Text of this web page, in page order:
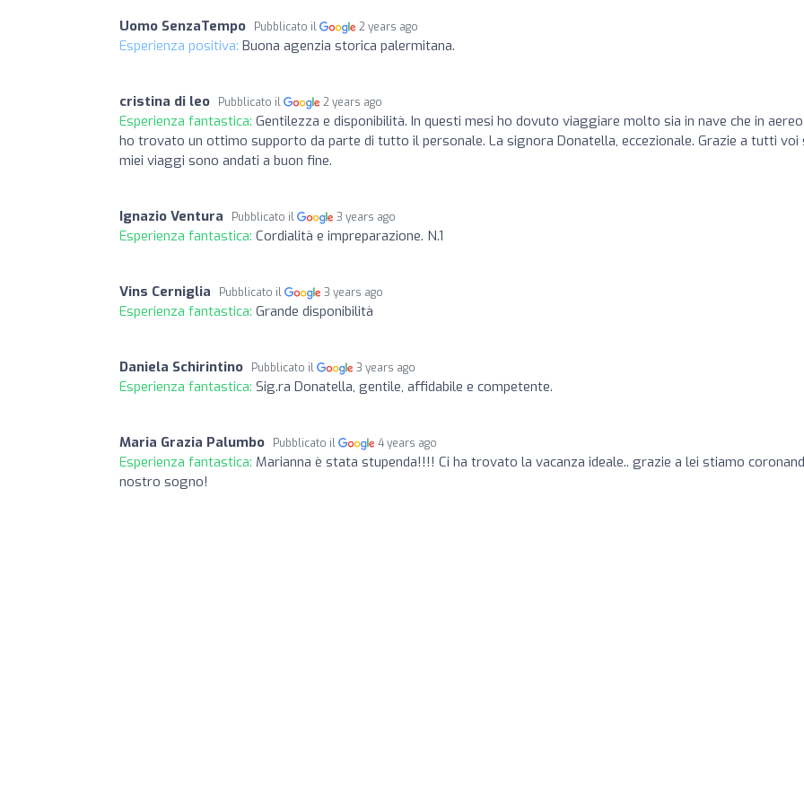
Uomo SenzaTempo Pubblicato il 2 years ago
Esperienza positiva: Buona agenzia storica palermitana.
cristina di leo Pubblicato il 2 years ago
Esperienza fantastica: Gentilezza e disponibilità. In questi mesi ho dovuto viaggiare molto sia in nave che in
ho trovato un ottimo supporto da parte di tutto il personale. La signora Donatella, eccezionale. Grazie a tutti voi
miei viaggi sono andati a buon fine.
Ignazio Ventura Pubblicato il 3 years ago
Esperienza fantastica: Cordialità e impreparazione. N.1
Vins Cerniglia Pubblicato il 3 years ago
Esperienza fantastica: Grande disponibilità
Daniela Schirintino Pubblicato il 3 years ago
Esperienza fantastica: Sig.ra Donatella, gentile, affidabile e competente.
Maria Grazia Palumbo Pubblicato il 4 years ago
Esperienza fantastica: Marianna è stata stupenda!!!! Ci ha trovato la vacanza ideale.. grazie a lei stiamo
nostro sogno!